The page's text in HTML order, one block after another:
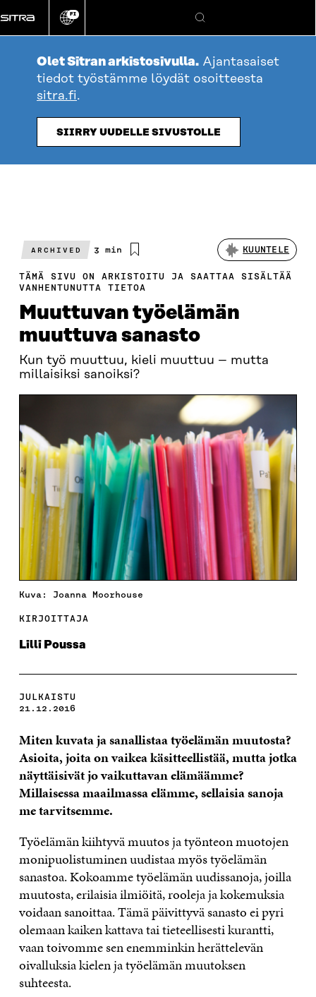
suoraan
sisältöön
Vaihda
kieli
FI
Hae
Olet Sitran arkistosivulla. Ajantasaiset
tiedot työstämme löydät osoitteesta
sitra.fi.
SIIRRY UUDELLE SIVUSTOLLE
ARCHIVED
Arvioitu
3 min KUUNTELE
TÄMÄ SIVU ON ARKISTOITU JA SAATTAA SISÄLTÄÄ
VANHENTUNUTTA TIETOA
Muuttuvan työelämän
muuttuva sanasto
Kun työ muuttuu, kieli muuttuu – mutta
millaisiksi sanoiksi?
Kuva: Joanna Moorhouse
KIRJOITTAJA
Lilli Poussa
JULKAISTU
21.12.2016
Miten kuvata ja sanallistaa työelämän muutosta?
Asioita, joita on vaikea käsitteellistää, mutta jotka
näyttäisivät jo vaikuttavan elämäämme?
Millaisessa maailmassa elämme, sellaisia sanoja
me tarvitsemme.
Työelämän kiihtyvä muutos ja työnteon muotojen
monipuolistuminen uudistaa myös työelämän
sanastoa. Kokoamme työelämän uudissanoja, joilla
muutosta, erilaisia ilmiöitä, rooleja ja kokemuksia
voidaan sanoittaa. Tämä päivittyvä sanasto ei pyri
olemaan kaiken kattava tai tieteellisesti kurantti,
vaan toivomme sen enemminkin herättelevän
oivalluksia kielen ja työelämän muutoksen
suhteesta.